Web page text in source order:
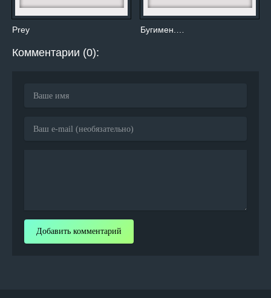
Prey Бугимен.…
Комментарии (0):
Добавить комментарий